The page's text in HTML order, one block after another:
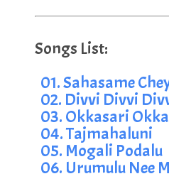
01. Sahasame
02. Divvi Divvi
03. Okkasari
04. Tajmahaluni
05. Mogali Podalu
06. Urumulu Nee